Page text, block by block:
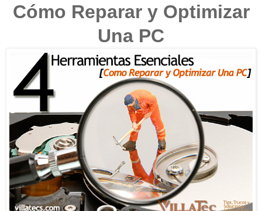
Cómo Reparar y Optimizar
Una PC